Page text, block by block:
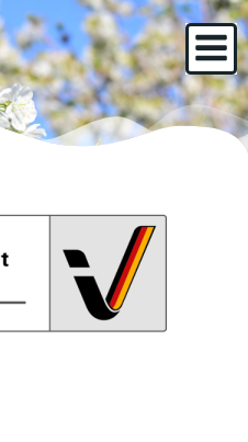
Zum
Inhalt
springen